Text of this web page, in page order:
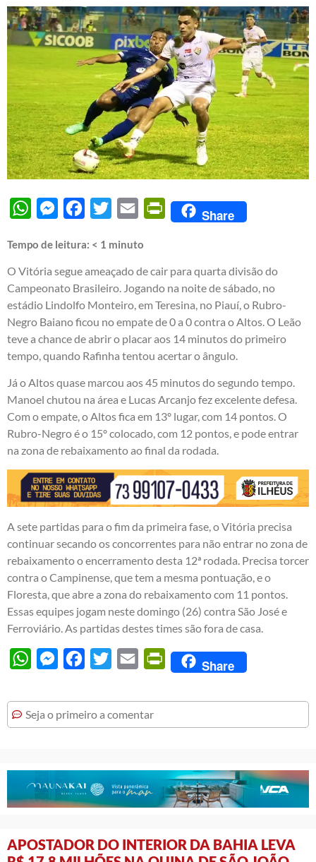
WhatsAppMessengerFacebook
Twitter Email PrintFriendly
Share
Tempo de leitura: < 1 minuto
O Vitória segue ameaçado de cair para quarta divisão do
Campeonato Brasileiro. Jogando na noite de sábado, no
estádio Lindolfo Monteiro, em Teresina, no Piauí, o Rubro-
Negro Baiano ficou no empate de 0 a 0 contra o Altos. O Leão
teve a chance de abrir o placar aos 14 minutos do primeiro
tempo, quando Rafinha tentou acertar o ângulo.
Já o Altos quase marcou aos 45 minutos do segundo tempo.
Manoel chutou na área e Lucas Arcanjo fez excelente defesa.
Com o empate, o Altos fica em 13º lugar, com 14 pontos. O
Rubro-Negro é o 15º colocado, com 12 pontos, e pode entrar
na zona de rebaixamento ao final da rodada.
A sete partidas para o fim da primeira fase, o Vitória precisa
continuar secando os concorrentes para não entrar no zona de
rebaixamento o encerramento desta 12ª rodada. Precisa torcer
contra o Campinense, que tem a mesma pontuação, e o
Floresta, que abre a zona do rebaixamento com 11 pontos.
Essas equipes jogam neste domingo (26) contra São José e
Ferroviário. As partidas destes times são fora de casa.
WhatsAppMessengerFacebook
Twitter Email PrintFriendly
Share
Seja o primeiro a comentar
APOSTADOR DO INTERIOR DA BAHIA LEVA